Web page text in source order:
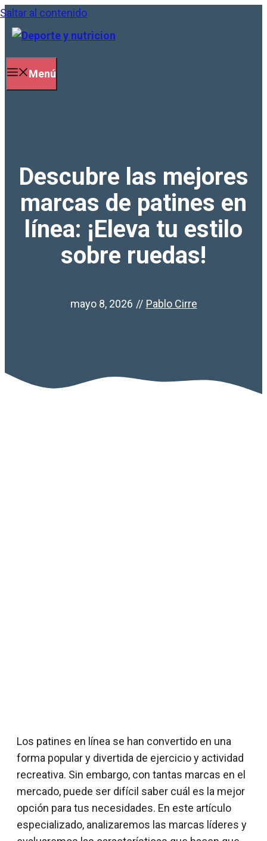
Saltar al contenido
Menú
Descubre las mejores
marcas de patines en
línea: ¡Eleva tu estilo
sobre ruedas!
mayo 8, 2026 // Pablo Cirre
Los patines en línea se han convertido en una
forma popular y divertida de ejercicio y actividad
recreativa. Sin embargo, con tantas marcas en el
mercado, puede ser difícil saber cuál es la mejor
opción para tus necesidades. En este artículo
especializado, analizaremos las marcas líderes y